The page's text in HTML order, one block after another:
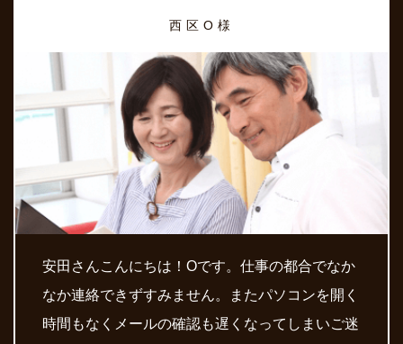
西区O様
安田さんこんにちは！Oです。仕事の都合でなか
なか連絡できずすみません。またパソコンを開く
時間もなくメールの確認も遅くなってしまいご迷